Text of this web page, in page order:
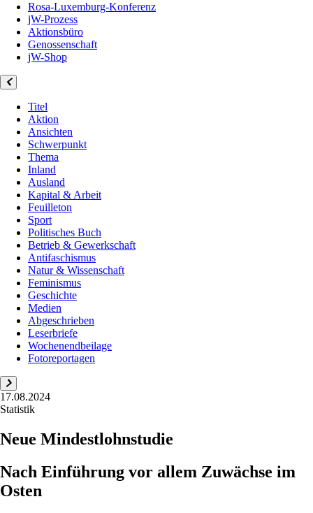
Rosa-Luxemburg-Konferenz
jW-Prozess
Aktionsbüro
Genossenschaft
jW-Shop
Titel
Aktion
Ansichten
Schwerpunkt
Thema
Inland
Ausland
Kapital & Arbeit
Feuilleton
Sport
Politisches Buch
Betrieb & Gewerkschaft
Antifaschismus
Natur & Wissenschaft
Feminismus
Geschichte
Medien
Abgeschrieben
Leserbriefe
Wochenendbeilage
Fotoreportagen
17.08.2024
Statistik
Neue Mindestlohnstudie
Nach Einführung vor allem Zuwächse im
Osten